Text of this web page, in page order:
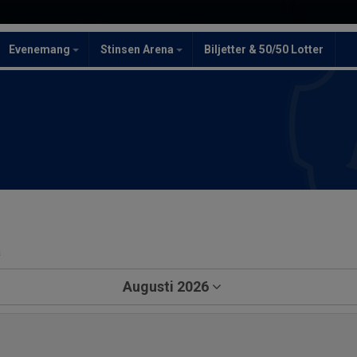
Evenemang Stinsen Arena Biljetter & 50/50 Lotter
Augusti 2026